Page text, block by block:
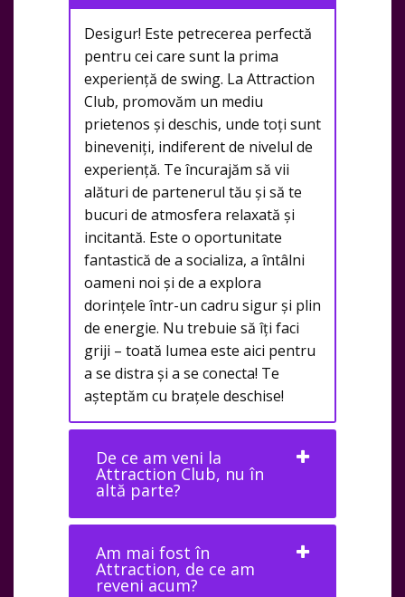
Desigur! Este petrecerea perfectă
pentru cei care sunt la prima
experiență de swing. La Attraction
Club, promovăm un mediu
prietenos și deschis, unde toți sunt
bineveniți, indiferent de nivelul de
experiență. Te încurajăm să vii
alături de partenerul tău și să te
bucuri de atmosfera relaxată și
incitantă. Este o oportunitate
fantastică de a socializa, a întâlni
oameni noi și de a explora
dorințele într-un cadru sigur și plin
de energie. Nu trebuie să îți faci
griji – toată lumea este aici pentru
a se distra și a se conecta! Te
așteptăm cu brațele deschise!
De ce am veni la
Attraction Club, nu în
altă parte?
Am mai fost în
Attraction, de ce am
reveni acum?